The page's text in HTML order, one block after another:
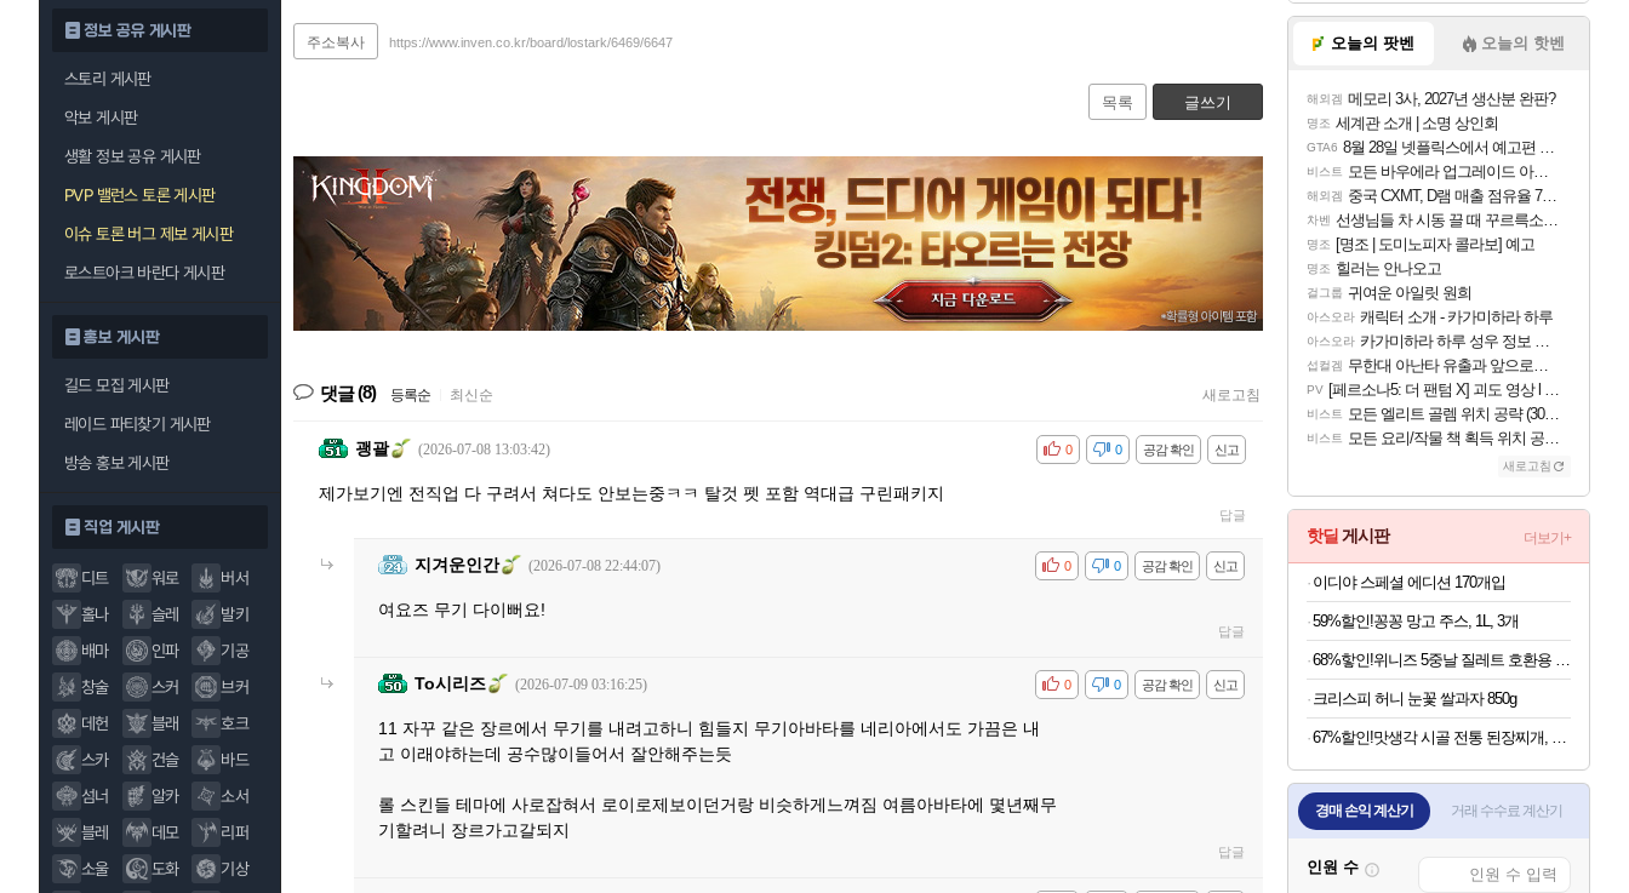
정보 공유 게시판
스토리 게시판
악보 게시판
생활 정보 공유 게시판
PVP 밸런스 토론 게시판
이슈 토론 버그 제보 게시판
로스트아크 바란다 게시판
홍보 게시판
길드 모집 게시판
레이드 파티찾기 게시판
방송 홍보 게시판
직업 게시판
디트 워로
버서
홀나
슬레
발키
배마
인파
기공
창술
스커
브커
데헌
블래
호크
스카
건슬
바드
섬너
알카
소서
블레
데모
리퍼
소울
도화
기상
주소복사 https://www.inven.co.kr/board/lostark/6469/6647
목록 글쓰기
댓글(8) 등록순 최신순 새로고침
괭괄 (2026-07-08 13:03:42) 신고
공감 확인
비공감 0
0
제가보기엔 전직업 다 구려서 쳐다도 안보는중ㅋㅋ 탈것 펫 포함 역대급 구린패키지
답글
지겨운인간 (2026-07-08 22:44:07) 신고
공감 확인
비공감 0
0
여요즈 무기 다이뻐요!
답글
To시리즈 (2026-07-09 03:16:25) 신고
공감 확인
비공감 0
0
11 자꾸 같은 장르에서 무기를 내려고하니 힘들지 무기아바타를 네리아에서도 가끔은 내
고 이래야하는데 공수많이들어서 잘안해주는듯
롤 스킨들 테마에 사로잡혀서 로이로제보이던거랑 비슷하게느껴짐 여름아바타에 몇년째무
기할려니 장르가고갈되지
답글
오늘의 팟벤 오늘의 핫벤
해외겜 메모리 3사, 2027년 생산분 완판?
명조 세계관 소개 | 소명 상인회
GTA6 8월 28일 넷플릭스에서 예고편 공개 예정
비스트 모든 바우에라 업그레이드 아이템 획득 위치 공략 (89개)
해외겜 중국 CXMT, D램 매출 점유율 7%…글로벌 4위로 부상
차벤 선생님들 차 시동 끌 때 꾸르륵소리나는데
명조 [명조 | 도미노피자 콜라보] 예고
명조 힐러는 안나오고
걸그룹 귀여운 아일릿 원희
아스오라 캐릭터 소개 - 카가미하라 하루
아스오라 카가미하라 하루 성우 정보 및 주요 필모
섭컬겜 무한대 아난타 유출과 앞으로의 예상 (루머)
PV [페르소나5: 더 팬텀 X] 괴도 영상 l 타카마키 안·댄싱 스타
비스트 모든 엘리트 골렘 위치 공략 (30개) - 방랑 결투가
비스트 모든 요리/작물 책 획득 위치 공략 (36개) - 미식가 도전과제
새로고침
핫딜 게시판 더보기+
이디야 스페셜 에디션 170개입
59%할인!꽁꽁 망고 주스, 1L, 3개
크리스피 허니 눈꽃 쌀과자 850g
67%할인!맛생각 시골 전통 된장찌개, 600g, 5개
경매 손익 계산기 거래 수수료 계산기
인원 수